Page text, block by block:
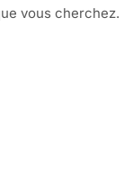
vous cherchez.